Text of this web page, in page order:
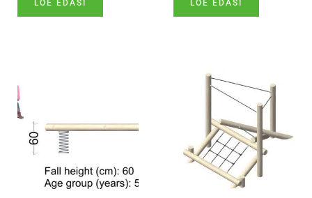
LOE EDASI LOE EDASI